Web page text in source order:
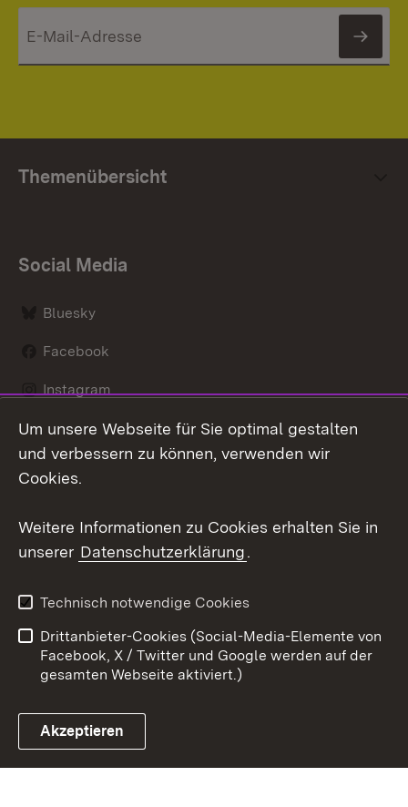
Themenübersicht
Social Media
Bluesky
Facebook
Instagram
LinkedIn
Link zum Landesportal
Datenschutz
Barrierefreiheit
Impressum
Cookies
Um unsere Webseite für Sie optimal gestalten
und verbessern zu können, verwenden wir
Cookies.
Weitere Informationen zu Cookies erhalten Sie in
unserer Datenschutzerklärung.
Technisch notwendige Cookies
Drittanbieter-Cookies (Social-Media-Elemente von
Facebook, X / Twitter und Google werden auf der
gesamten Webseite aktiviert.)
Akzeptieren